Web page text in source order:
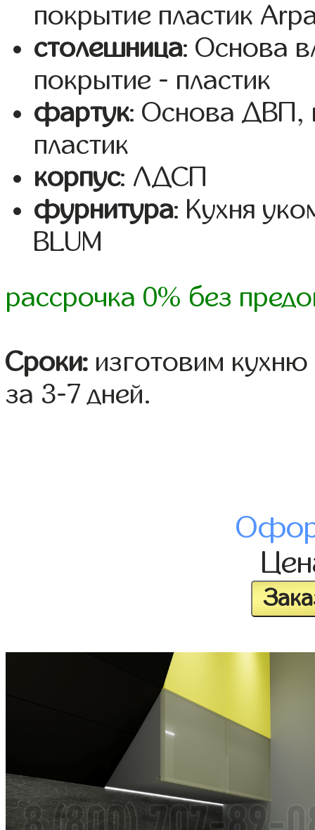
покрытие пластик
столешница: Основа
покрытие - пластик
фартук: Основа ДВП,
пластик
корпус: ЛДСП
фурнитура: Кухня
BLUM
рассрочка 0% без
Сроки: изготовим
за 3-7 дней.